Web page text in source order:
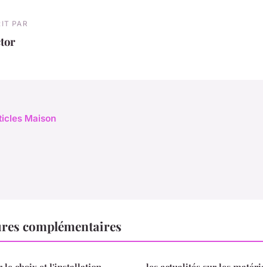
PAR
Maison
complémentaires